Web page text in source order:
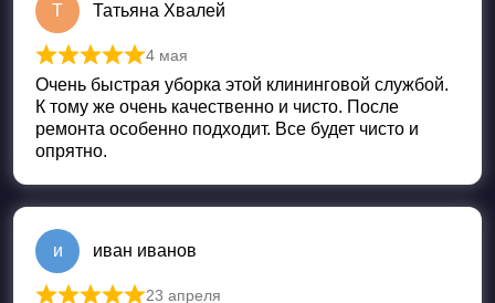
Т Татьяна Хвалей
Оценка
4 мая
Очень быстрая уборка этой клининговой службой.
К тому же очень качественно и чисто. После
ремонта особенно подходит. Все будет чисто и
опрятно.
и иван иванов
23 апреля